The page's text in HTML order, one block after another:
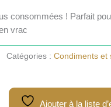
consommées ! Parfait
vrac
Catégories : Condiments et
Ajouter à la liste